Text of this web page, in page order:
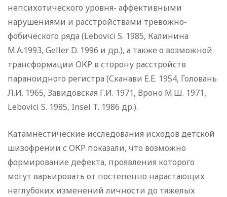
непсихотического уровня- аффективными
нарушениями и расстройствами тревожно-
фобического ряда (Lebovici S. 1985, Калинина
М.А.1993, Geller D. 1996 и др.), а также о возможной
трансформации ОКР в сторону расстройств
параноидного регистра (Сканави Е.Е. 1954, Головань
Л.И. 1965, Завидовская Г.И. 1971, Вроно М.Ш. 1971,
Lebovici S. 1985, Insel T. 1986 др.).
Катамнестические исследования исходов детской
шизофрении с ОКР показали, что возможно
формирование дефекта, проявления которого
могут варьировать от постепенно нарастающих
неглубоких изменений личности до тяжелых